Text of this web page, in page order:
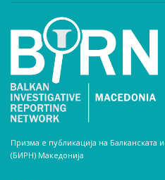
Призма е публикација на
(БИРН) Македонија